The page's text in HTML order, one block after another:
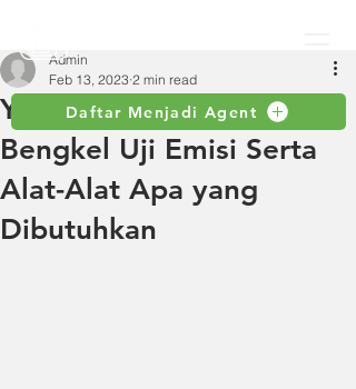
Daftar Menjadi Agent
Yuk Simak Apa Fungsi
Bengkel Uji Emisi Serta
Alat-Alat Apa yang
Dibutuhkan
Admin
Feb 13, 2023 2 min read